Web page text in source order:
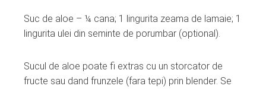
Suc de aloe – ¼ cana; 1 lingurita zeama de lamaie; 1
lingurita ulei din seminte de porumbar (optional).
Sucul de aloe poate fi extras cu un storcator de
fructe sau dand frunzele (fara tepi) prin blender. Se